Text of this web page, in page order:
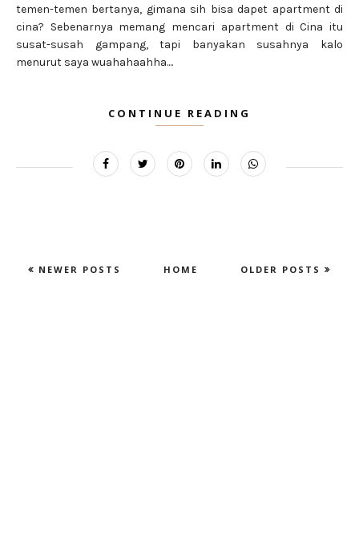
temen-temen bertanya, gimana sih bisa dapet apartment di
cina? Sebenarnya memang mencari apartment di Cina itu
susat-susah gampang, tapi banyakan susahnya kalo
menurut saya wuahahaahha....
CONTINUE READING
NEWER POSTS OLDER POSTS
HOME